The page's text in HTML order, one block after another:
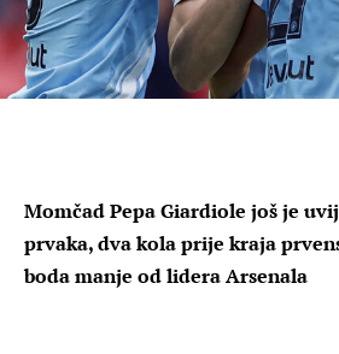
Momčad Pepa Giardiole još je
prvaka, dva kola prije kraja
boda manje od lidera Arsenala